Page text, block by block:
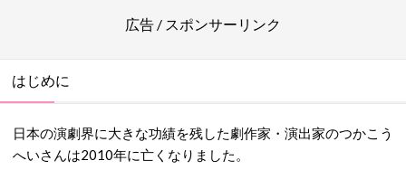
広告 / スポンサーリンク
はじめに
日本の演劇界に大きな功績を残した劇作家・演出家のつかこう
へいさんは2010年に亡くなりました。